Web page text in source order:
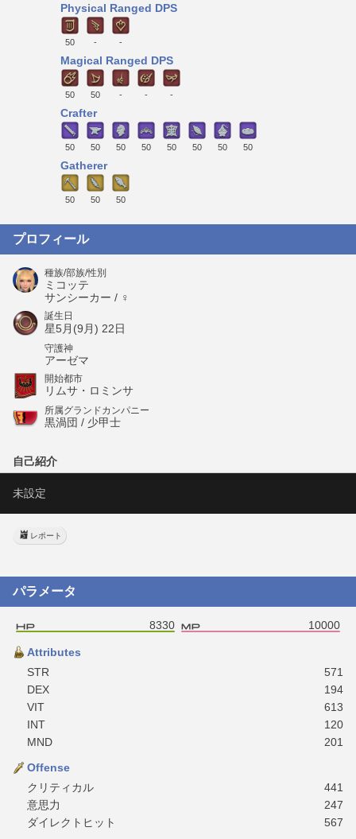
Physical Ranged DPS
50 - -
Magical Ranged DPS
50 50 - - -
Crafter
50 50 50 50 50 50 50 50
Gatherer
50 50 50
プロフィール
種族/部族/性別
ミコッテ
サンシーカー / ♀
誕生日
星5月(9月) 22日
守護神
アーゼマ
開始都市
リムサ・ロミンサ
所属グランドカンパニー
黒渦団 / 少甲士
自己紹介
未設定
レポート
パラメータ
8330 10000
Attributes
STR
571
DEX
194
VIT
613
INT
120
MND
201
Offense
クリティカル
441
意思力
247
ダイレクトヒット
567